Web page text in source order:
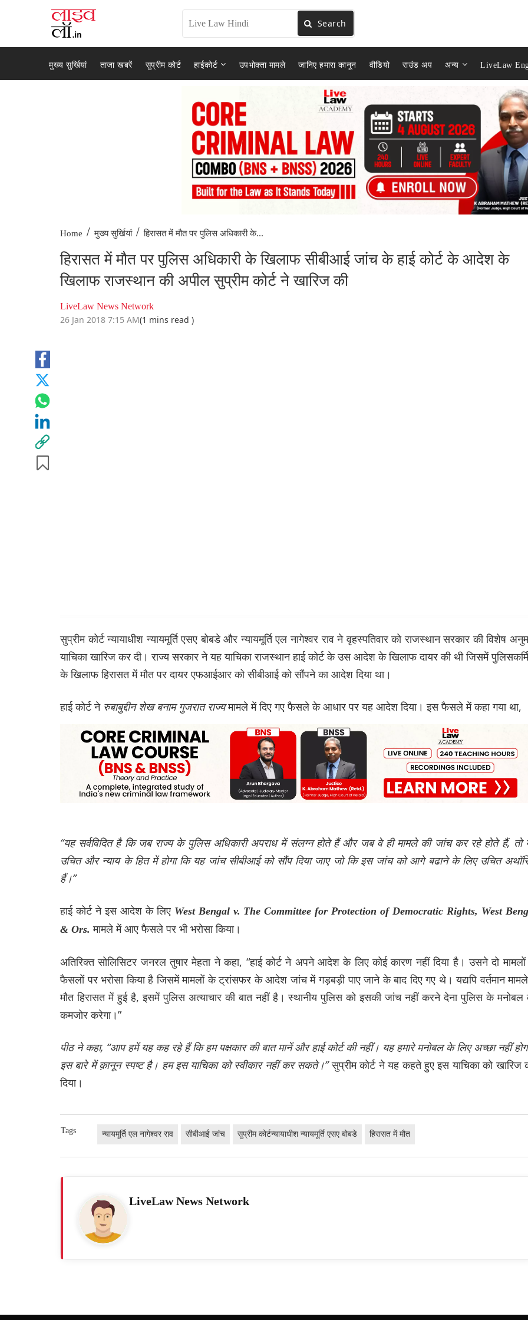
Search
मुख्य सुर्खियां ताजा खबरें सुप्रीम कोर्ट हाईकोर्ट उपभोक्ता मामले जानिए हमारा कानून वीडियो राउंड अप अन्य LiveLaw
Home / मुख्य सुर्खियां / हिरासत में मौत पर पुलिस अधिकारी के...
हिरासत में मौत पर पुलिस अधिकारी के खिलाफ सीबीआई जांच के हाई कोर्ट के आदेश के
खिलाफ राजस्थान की अपील सुप्रीम कोर्ट ने खारिज की
LiveLaw News Network
26 Jan 2018 7:15 AM(1 mins read )
सुप्रीम कोर्ट न्यायाधीश न्यायमूर्ति एसए बोबडे और न्यायमूर्ति एल नागेश्वर राव ने वृहस्पतिवार को राजस्थान सरकार की विशेष
याचिका खारिज कर दी। राज्य सरकार ने यह याचिका राजस्थान हाई कोर्ट के उस आदेश के खिलाफ दायर की थी जिसमें
के खिलाफ हिरासत में मौत पर दायर एफआईआर को सीबीआई को सौंपने का आदेश दिया था।
हाई कोर्ट ने रुबाबुद्दीन शेख बनाम गुजरात राज्यमामले में दिए गए फैसले के आधार पर यह आदेश दिया। इस फैसले में कहा गया था,
“यह सर्वविदित है कि जब राज्य के पुलिस अधिकारी अपराध में संलग्न होते हैं और जब वे ही मामले की जांच कर रहे होते हैं, तो
उचित और न्याय के हित में होगा कि यह जांच सीबीआई को सौंप दिया जाए जो कि इस जांच को आगे बढाने के लिए उचित
हैं।”
हाई कोर्ट ने इस आदेश के लिए West Bengal v. The Committee for Protection of Democratic Rights, West
& Ors. मामले में आए फैसले पर भी भरोसा किया।
अतिरिक्त सोलिसिटर जनरल तुषार मेहता ने कहा, “हाई कोर्ट ने अपने आदेश के लिए कोई कारण नहीं दिया है। उसने दो
फैसलों पर भरोसा किया है जिसमें मामलों के ट्रांसफर के आदेश जांच में गड़बड़ी पाए जाने के बाद दिए गए थे। यद्यपि वर्तमान
मौत हिरासत में हुई है, इसमें पुलिस अत्याचार की बात नहीं है। स्थानीय पुलिस को इसकी जांच नहीं करने देना पुलिस के मनोबल
कमजोर करेगा।”
पीठ ने कहा, “आप हमें यह कह रहे हैं कि हम पक्षकार की बात मानें और हाई कोर्ट की नहीं। यह हमारे मनोबल के लिए अच्छा नहीं
इस बारे में क़ानून स्पष्ट है। हम इस याचिका को स्वीकार नहीं कर सकते।”सुप्रीम कोर्ट ने यह कहते हुए इस याचिका को खारिज
दिया।
Tags न्यायमूर्ति एल नागेश्वर राव सीबीआई जांच सुप्रीम कोर्टन्यायाधीश न्यायमूर्ति एसए बोबडे हिरासत में मौत
LiveLaw News Network